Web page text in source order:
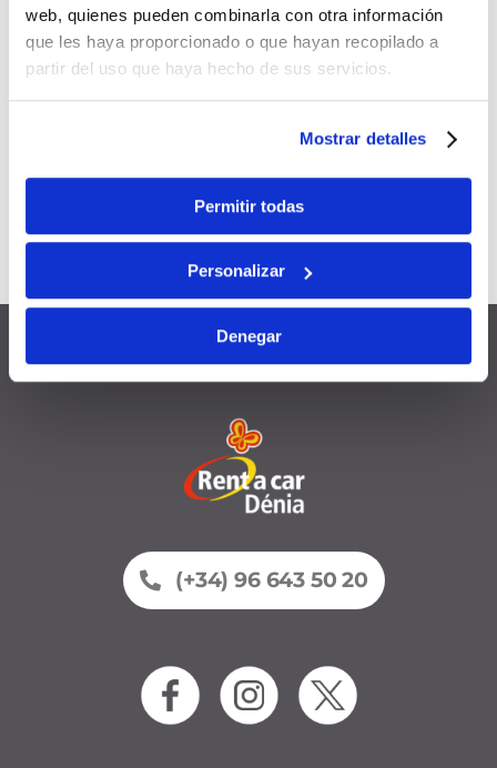
web, quienes pueden combinarla con otra información
que les haya proporcionado o que hayan recopilado a
partir del uso que haya hecho de sus servicios.
Mostrar detalles
Permitir todas
Personalizar
Denegar
5 % de remise
Applicable àtoutes vos
promotions et remises
Valable12 moisà compter de la
date d’inscription
(+34) 96 643 50 20